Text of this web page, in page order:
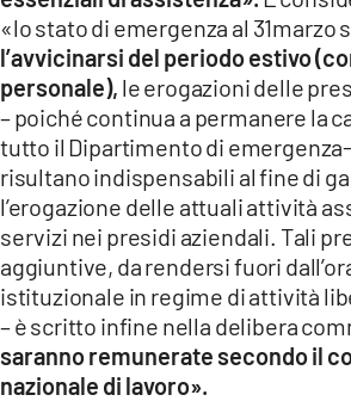
«lo stato di emergenza al 31marzo
l’avvicinarsi del periodo estivo
personale), le erogazioni delle
– poiché continua a permanere la
tutto il Dipartimento di
risultano indispensabili al fine di
l’erogazione delle attuali attività
servizi nei presidi aziendali. Tali
aggiuntive, da rendersi fuori
istituzionale in regime di attività
– è scritto infine nella delibera
saranno remunerate secondo il
nazionale di lavoro».